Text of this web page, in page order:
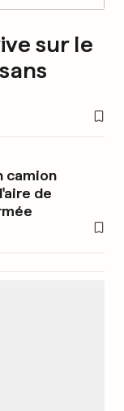
sur le
camion
de